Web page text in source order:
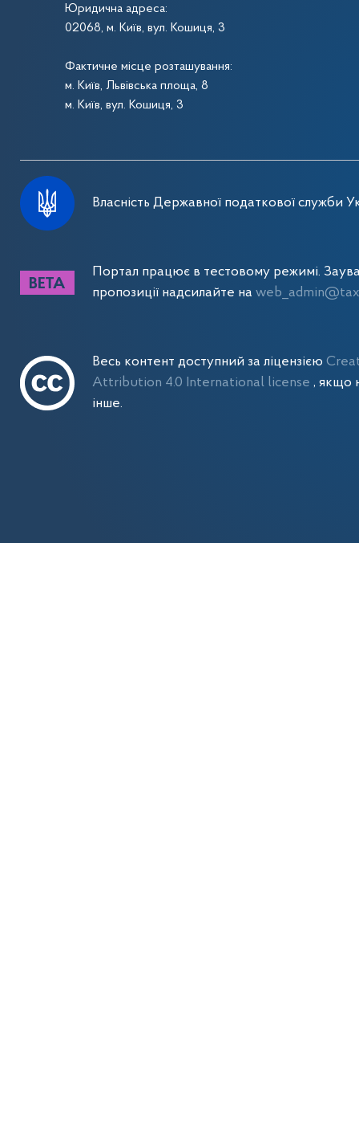
Юридична адреса:
02068, м. Київ, вул. Кошиця, 3
Фактичне місце розташування:
м. Київ, Львівська площа, 8
м. Київ, вул. Кошиця, 3
Власність Державної податкової служби
Портал працює в тестовому режимі.
пропозиції надсилайте на
Весь контент доступний за ліцензією
Attribution 4.0 International license , якщо
інше.